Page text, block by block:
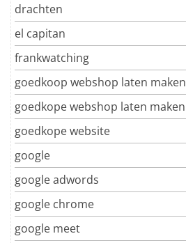
drachten
el capitan
frankwatching
goedkoop webshop laten maken
goedkope webshop laten maken
goedkope website
google
google adwords
google chrome
google meet